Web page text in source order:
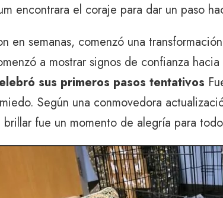
encontrara el coraje para dar un paso
en semanas, comenzó una
a mostrar signos de confianza
sus primeros pasos tentativos
Según una conmovedora
fue un momento de alegría para